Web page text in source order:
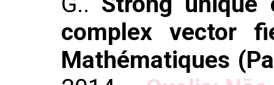
complex vector
Mathématiques